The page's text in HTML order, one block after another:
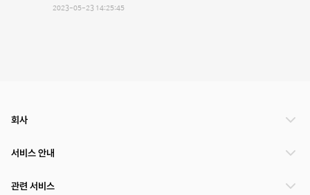
2023-05-23 14:25:45
회사
서비스 안내
관련 서비스